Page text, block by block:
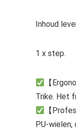
Inhoud
1 x step.
【
Trike. Het
【
PU-wielen,